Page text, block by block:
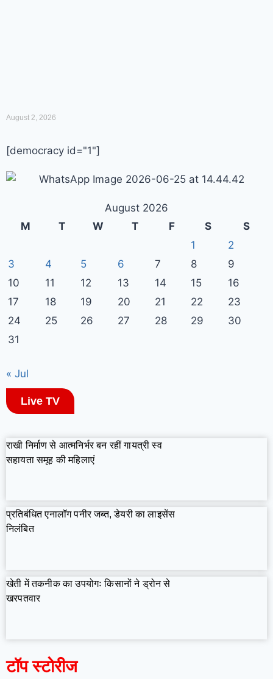
August 2, 2026
[democracy id="1"]
August 2026
M
T W T F S
S
1
2
3
4 5 6 7 8
9
10
11 12 13 14 15
16
17
18 19 20 21 22
23
24
25 26 27 28 29
30
31
« Jul
Live TV
राखी निर्माण से आत्मनिर्भर बन रहीं गायत्री स्व
सहायता समूह की महिलाएं
प्रतिबंधित एनालॉग पनीर जब्त, डेयरी का लाइसेंस
निलंबित
खेती में तकनीक का उपयोगः किसानों ने ड्रोन से
खरपतवार
टॉप स्टोरीज